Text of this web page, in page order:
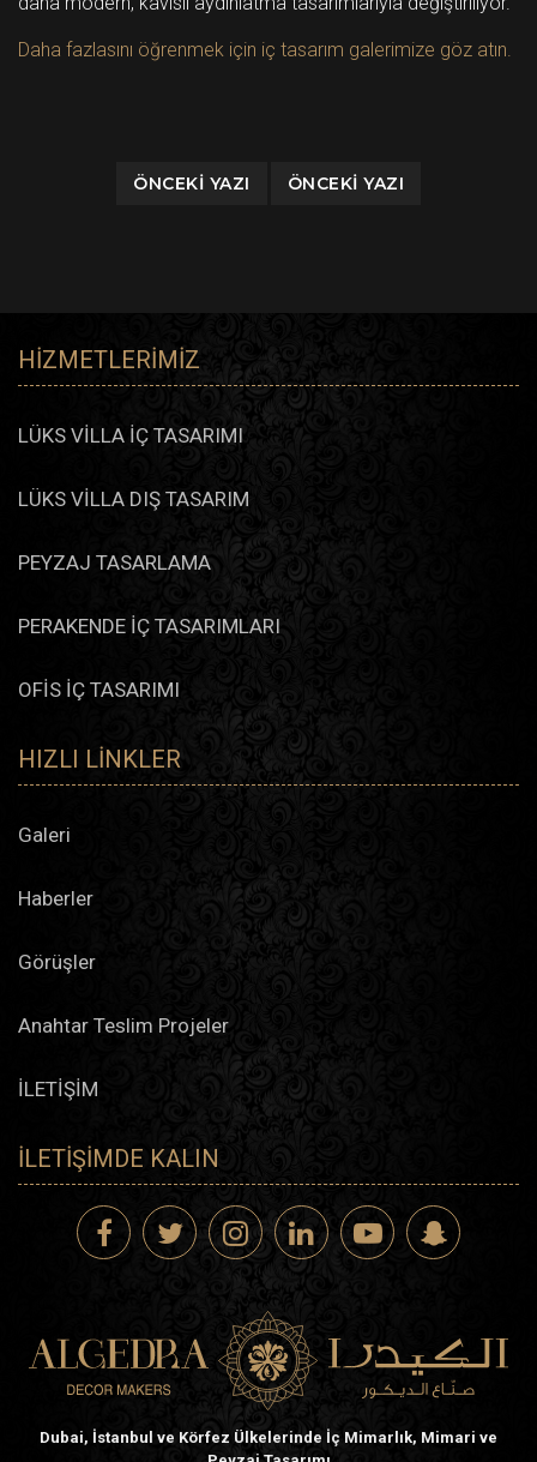
Daha fazlasını öğrenmek için iç tasarım galerimize göz atın.
ÖNCEKI YAZI ÖNCEKI YAZI
HIZMETLERIMIZ
LÜKS VİLLA İÇ TASARIMI
LÜKS VİLLA DIŞ TASARIM
PEYZAJ TASARLAMA
PERAKENDE İÇ TASARIMLARI
OFİS İÇ TASARIMI
HIZLI LINKLER
Galeri
Haberler
Görüşler
Anahtar Teslim Projeler
İLETİŞİM
İLETIŞIMDE KALIN
Dubai, İstanbul ve Körfez Ülkelerinde İç Mimarlık, Mimari ve